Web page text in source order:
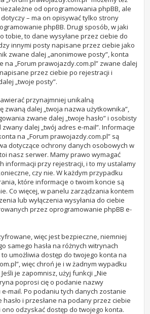
od oprogramowania phpBB, ale
– ma on opisywać tylko strony
phpBB. Drugi sposób, w jaki
tobie, to dane wysyłane przez ciebie do
innymi posty napisane przez ciebie jako
zwane dalej „anonimowe posty”, konta
na „Forum prawojazdy.com.pl” zwane dalej
przez ciebie po rejestracji i
„twoje posty”.
przynajmniej unikalną
zwaną dalej „twoja nazwa użytkownika”,
zwane dalej „twoje hasło” i osobisty
dalej „twój adres e-mail”. Informacje
na „Forum prawojazdy.com.pl” są
dotyczące ochrony danych osobowych w
nasz serwer. Mamy prawo wymagać
informacji przy rejestracji, i to my ustalamy
czy nie. W każdym przypadku
które informacje o twoim koncie są
Co więcej, w panelu zarządzania kontem
lub wyłączenia wysyłania do ciebie
przez oprogramowanie phpBB e-
więc jest bezpieczne, niemniej
samego hasła na różnych witrynach
umożliwia dostęp do twojego konta na
więc chroń je i w żadnym wypadku
Jeśli je zapomnisz, użyj funkcji „Nie
poprosi cię o podanie nazwy
mail. Po podaniu tych danych zostanie
i przesłane na podany przez ciebie
ono odzyskać dostęp do twojego konta.